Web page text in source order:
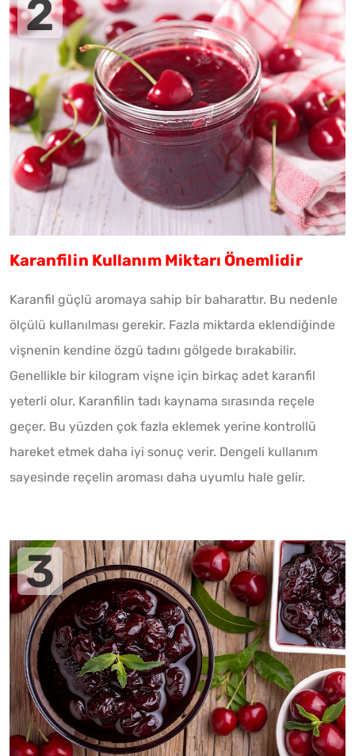
Karanfilin Kullanım Miktarı Önemlidir
Karanfil güçlü aromaya sahip bir baharattır. Bu nedenle
ölçülü kullanılması gerekir. Fazla miktarda eklendiğinde
vişnenin kendine özgü tadını gölgede bırakabilir.
Genellikle bir kilogram vişne için birkaç adet karanfil
yeterli olur. Karanfilin tadı kaynama sırasında reçele
geçer. Bu yüzden çok fazla eklemek yerine kontrollü
hareket etmek daha iyi sonuç verir. Dengeli kullanım
sayesinde reçelin aroması daha uyumlu hale gelir.